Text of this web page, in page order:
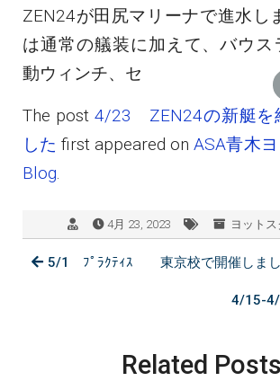
ZEN24が田尻マリーナで進水し
は通常の艤装に加えて、バウス
動ウィンチ、セ
The post 4/23 ZEN24の新艇を
した first appeared onASA青木
Blog.
4月 23, 2023 ヨット
5/1 ﾌﾟﾗｸﾃｨｽ 東京校で開催しまし
4/15-4/
Related Posts